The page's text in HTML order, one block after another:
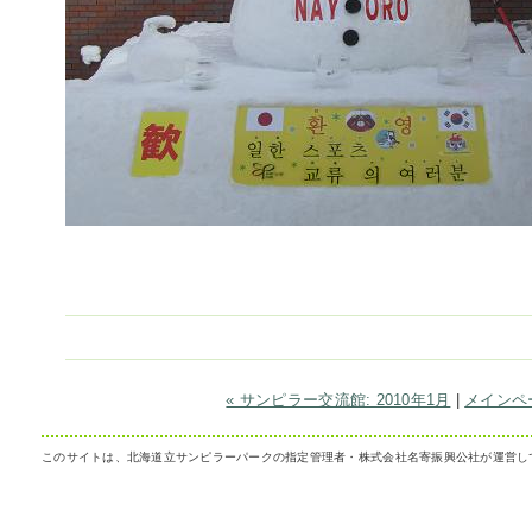
« サンピラー交流館: 2010年1月 メインペ
このサイトは、北海道立サンピラーパークの指定管理者・株式会社名寄振興公社が運営し